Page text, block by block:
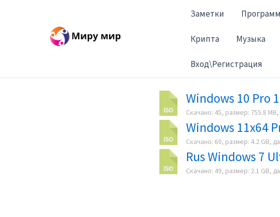
содержимому
Заметки
Крипта Музыка
Вход\Регистрация
Windows 10 Pro
Скачано: 45, размер: 755.8
Windows 11x64
Скачано: 60, размер: 4.2 GB,
Rus Windows 7
Скачано: 49, размер: 2.1 GB,